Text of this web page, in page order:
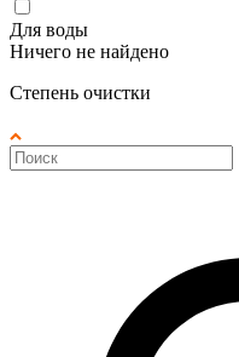
Для воды
Ничего не найдено
Степень очистки